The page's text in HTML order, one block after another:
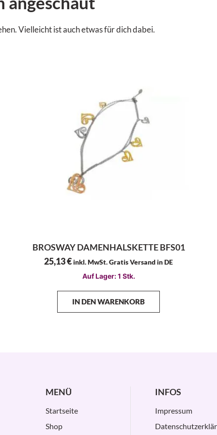
Vielleicht ist auch etwas für dich dabei.
BROSWAY DAMENHALSKETTE BFS01
25,13€inkl. MwSt. Gratis Versand in DE
Auf Lager: 1 Stk.
IN DEN WARENKORB
MENÜ
Startseite
Shop
INFOS
Impressum